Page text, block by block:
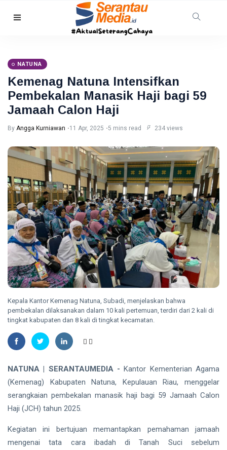
Gagalkan
Penyelundupan
1,3 Ton
Narkoba di
Perairan
Tanjung
Berakit
08 Aug,
views
PEKANBARU
Pasar
Mandek,
Pemko
Pekanbaru
Siapkan
Opsi Ambil
Alih
Aug,
views
Warga
Pelalawan
Diserang
Beruang
Madu,
BBKSDA
Riau
Pasang
Kandang
Jebak
08
Aug,
2026
28
views
HUKRIM
DPO
Kasus
Sabu
Ditangkap
di Hotel
Bathin
Solapan
08
Aug,
18
views
PENDIDIKAN
Mahasiswa
Unilak
Harapan I
Kategori
Disabilitas
Aug,
2026
views
HUKRIM
Mantan
Diduga
Perempuan
07
2026
47
views
NATUNA
Kemenag Natuna Intensifkan
Pembekalan Manasik Haji bagi 59
Jamaah Calon Haji
By Angga Kurniawan 11 Apr, 2025 5 mins read 234 views
Kepala Kantor Kemenag Natuna, Subadi, menjelaskan bahwa
pembekalan dilaksanakan dalam 10 kali pertemuan, terdiri dari 2 kali di
tingkat kabupaten dan 8 kali di tingkat kecamatan.
NATUNA | SERANTAUMEDIA -Kantor Kementerian Agama
(Kemenag) Kabupaten Natuna, Kepulauan Riau, menggelar
serangkaian pembekalan manasik haji bagi 59 Jamaah Calon
Haji (JCH) tahun 2025.
Kegiatan ini bertujuan memantapkan pemahaman jamaah
mengenai tata cara ibadah di Tanah Suci sebelum